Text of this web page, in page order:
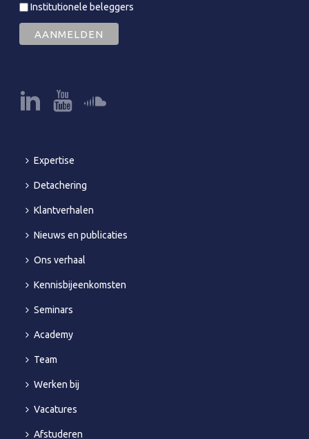
Institutionele beleggers
Expertise
Detachering
Klantverhalen
Nieuws en publicaties
Ons verhaal
Kennisbijeenkomsten
Seminars
Academy
Team
Werken bij
Vacatures
Afstuderen